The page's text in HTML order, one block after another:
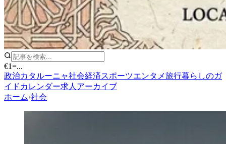
€1=...
政治カタルーニャ社会経済スポーツエンタメ旅行暮らしのガ
イド カレンダー求人 アーカイブ
ホーム›社会